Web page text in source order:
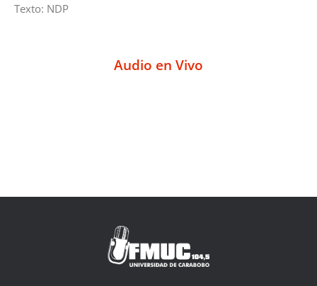
Texto: NDP
Audio en Vivo